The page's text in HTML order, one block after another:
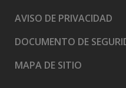
AVISO DE PRIVACIDAD
DOCUMENTO DE
MAPA DE SITIO